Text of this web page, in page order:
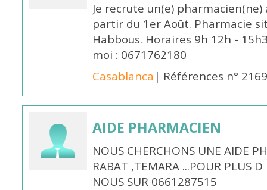
Je recrute un(e)
partir du 1er Août. Pharmacie
Habbous. Horaires 9h 12h -
moi : 0671762180
Casablanca | Références n°
AIDE PHARMACIEN
NOUS CHERCHONS UNE AIDE
RABAT ,TEMARA ...POUR PLUS
NOUS SUR 0661287515